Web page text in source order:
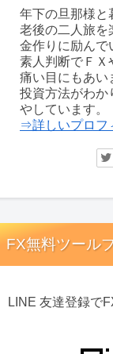
年下の旦那様と
老後の二人旅を
金作りに励んで
素人判断でＦＸ
痛い目にもあい
投資方法がわか
やしています。
⇒詳しいプロフ
FX無料ツール
LINE 友達登録で